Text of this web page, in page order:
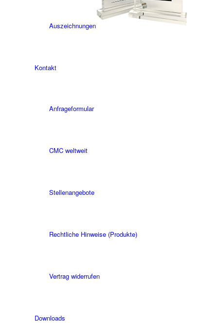
Auszeichnungen
Kontakt
Anfrageformular
CMC weltweit
Stellenangebote
Rechtliche Hinweise (Produkte)
Vertrag widerrufen
Downloads